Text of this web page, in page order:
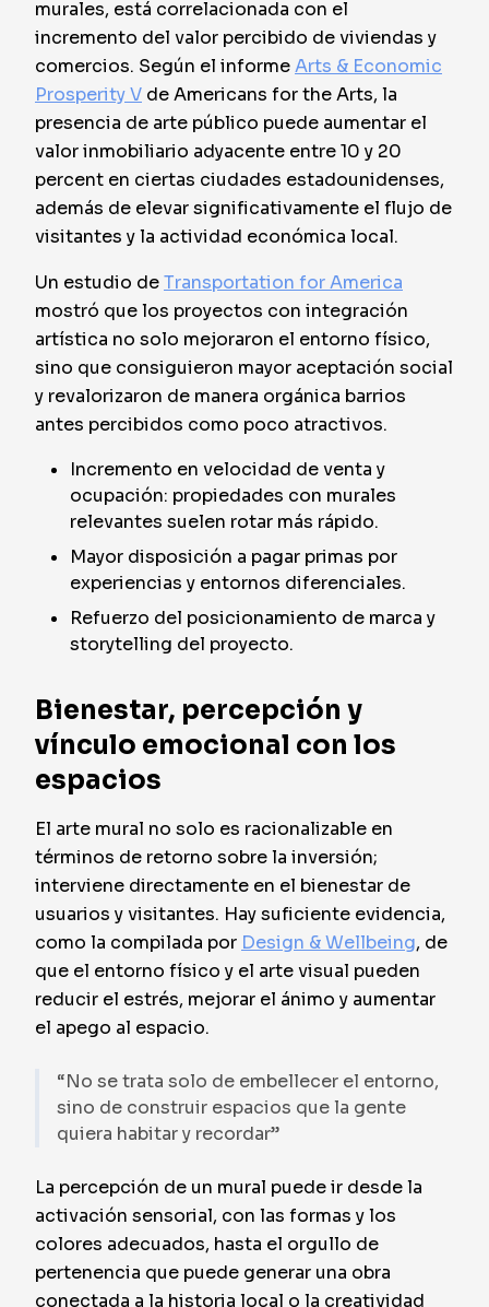
murales, está correlacionada con el
incremento del valor percibido de viviendas y
comercios. Según el informeArts & Economic
Prosperity V de Americans for the Arts, la
presencia de arte público puede aumentar el
valor inmobiliario adyacente entre 10 y 20
percent en ciertas ciudades estadounidenses,
además de elevar significativamente el flujo de
visitantes y la actividad económica local.
Un estudio deTransportation for America
mostró que los proyectos con integración
artística no solo mejoraron el entorno físico,
sino que consiguieron mayor aceptación social
y revalorizaron de manera orgánica barrios
antes percibidos como poco atractivos.
Incremento en velocidad de venta y
ocupación: propiedades con murales
relevantes suelen rotar más rápido.
Mayor disposición a pagar primas por
experiencias y entornos diferenciales.
Refuerzo del posicionamiento de marca y
storytelling del proyecto.
Bienestar, percepción y
vínculo emocional con los
espacios
El arte mural no solo es racionalizable en
términos de retorno sobre la inversión;
interviene directamente en el bienestar de
usuarios y visitantes. Hay suficiente evidencia,
como la compilada por Design & Wellbeing, de
que el entorno físico y el arte visual pueden
reducir el estrés, mejorar el ánimo y aumentar
el apego al espacio.
“No se trata solo de embellecer el entorno,
sino de construir espacios que la gente
quiera habitar y recordar”
La percepción de un mural puede ir desde la
activación sensorial, con las formas y los
colores adecuados, hasta el orgullo de
pertenencia que puede generar una obra
conectada a la historia local o la creatividad